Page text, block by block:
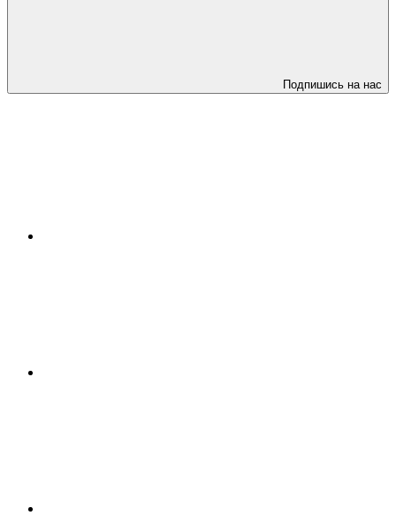
Подпишись на нас